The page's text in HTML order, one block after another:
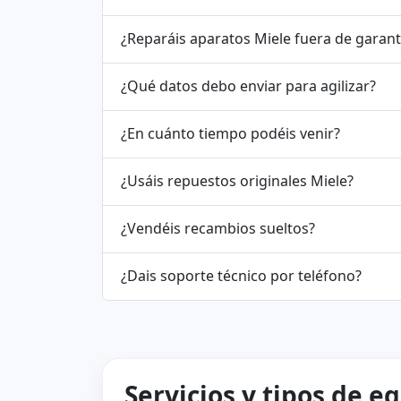
¿Reparáis aparatos Miele fuera de
¿Qué datos debo enviar para agilizar?
¿En cuánto tiempo podéis venir?
¿Usáis repuestos originales Miele?
¿Vendéis recambios sueltos?
¿Dais soporte técnico por teléfono?